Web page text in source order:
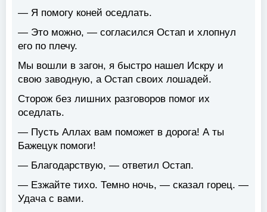
— Я помогу коней оседлать.
— Это можно, — согласился Остап и хлопнул
его по плечу.
Мы вошли в загон, я быстро нашел Искру и
свою заводную, а Остап своих лошадей.
Сторож без лишних разговоров помог их
оседлать.
— Пусть Аллах вам поможет в дорога! А ты
Бажецук помоги!
— Благодарствую, — ответил Остап.
— Езжайте тихо. Темно ночь, — сказал горец. —
Удача с вами.